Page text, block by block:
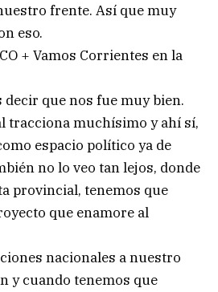
frente. Así que muy
eso.
+ Vamos Corrientes en la
que nos fue muy bien.
tracciona muchísimo y ahí sí,
espacio político ya de
no lo veo tan lejos, donde
provincial, tenemos que
que enamore al
nacionales a nuestro
y cuando tenemos que